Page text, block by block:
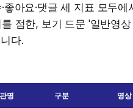
좋아요·댓글 세 지표 모두에
점한, 보기 드문 '일반영상
다.
명 구분 영